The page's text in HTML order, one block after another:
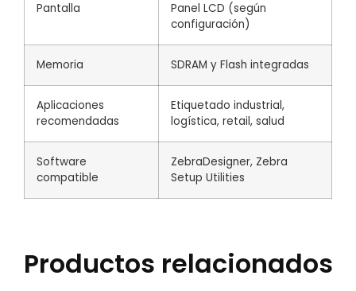
Pantalla
Panel LCD (según
configuración)
Memoria SDRAM y Flash integradas
Aplicaciones
recomendadas
Etiquetado industrial,
logística, retail, salud
Software
compatible
ZebraDesigner, Zebra
Setup Utilities
Productos relacionados